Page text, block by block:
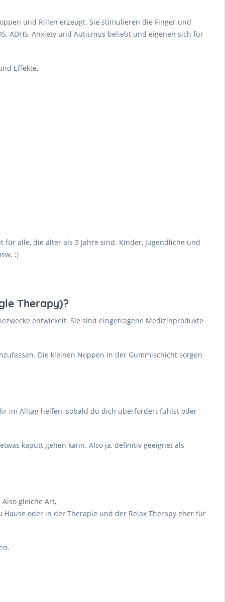
und Rillen erzeugt. Sie stimulieren die Finger und
ADHS, Anxiety und Autismus beliebt und eigenen sich für
Effekte.
alle, die älter als 3 Jahre sind. Kinder, Jugendliche und
:)
Therapy)?
entwickelt. Sie sind eingetragene Medizinprodukte
Die kleinen Noppen in der Gummischicht sorgen
im Alltag helfen, sobald du dich überfordert fühlst oder
kaputt gehen kann. Also ja, definitiv geeignet als
gleiche Art,
oder in der Therapie und der Relax Therapy eher für